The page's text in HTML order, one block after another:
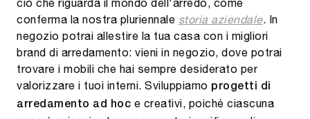
ciò che riguarda il mondo dell'arredo, come
conferma la nostra pluriennale storia aziendale. In
negozio potrai allestire la tua casa con i migliori
brand di arredamento: vieni in negozio, dove potrai
trovare i mobili che hai sempre desiderato per
valorizzare i tuoi interni. Sviluppiamo progetti di
arredamento ad hoc e creativi, poiché ciascuna